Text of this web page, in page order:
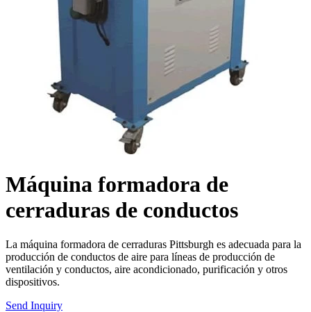
Máquina formadora de
cerraduras de conductos
La máquina formadora de cerraduras Pittsburgh es adecuada para la
producción de conductos de aire para líneas de producción de
ventilación y conductos, aire acondicionado, purificación y otros
dispositivos.
Send Inquiry